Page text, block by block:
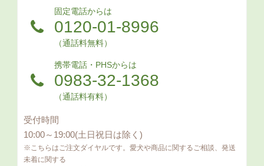
固定電話からは
0120-01-8996
（通話料無料）
携帯電話・PHSからは
0983-32-1368
（通話料有料）
受付時間
10:00～19:00(土日祝日は除く)
※こちらはご注文ダイヤルです。愛犬や商品に関するご相談、発送
未着に関する